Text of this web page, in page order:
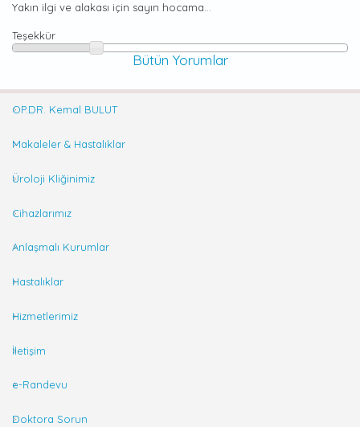
Yakın ilgi ve alakası için sayın hocama...
Teşekkür
Bütün Yorumlar
OP.DR. Kemal BULUT
Makaleler & Hastalıklar
Üroloji Kliğinimiz
Cihazlarımız
Anlaşmalı Kurumlar
Hastalıklar
Hizmetlerimiz
İletişim
e-Randevu
Doktora Sorun